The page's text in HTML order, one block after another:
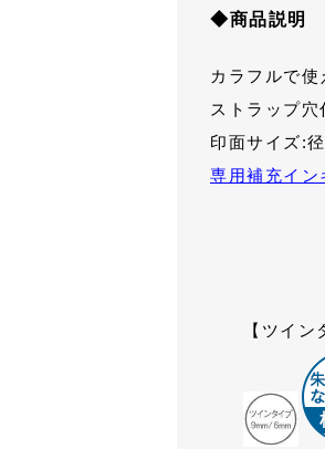
◆商品説明
カラフルで
ストラップ穴
印面サイズ:
専用補充イン
【ツイ